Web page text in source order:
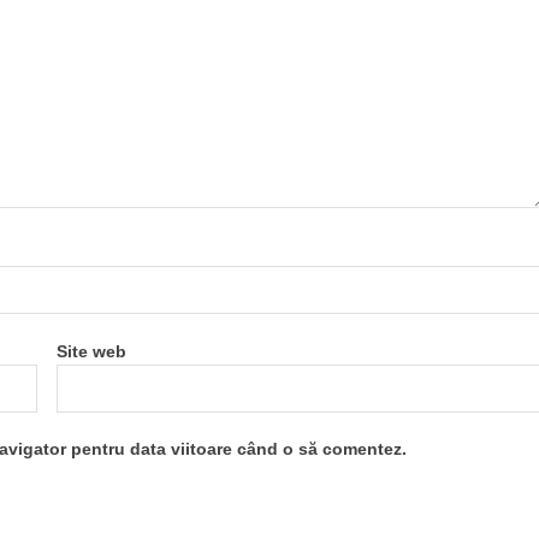
Site web
pentru data viitoare când o să comentez.